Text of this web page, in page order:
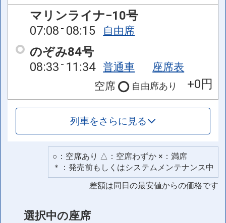
マリンライナ−10号
07:08 08:15 自由席
のぞみ84号
08:33 11:34 普通車
座席表
空席
自由席あり +0円
列車をさらに見る
○：空席あり △：空席わずか ×：満席
＊：発売前もしくはシステムメンテナンス中
差額は同日の最安値からの価格です
選択中の座席